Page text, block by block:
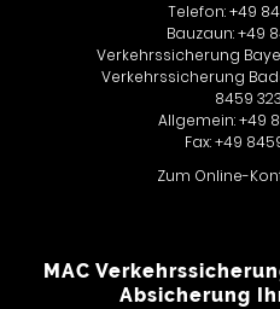
Telefon: +49
Bauzaun: +49
Verkehrssicherung
Verkehrssicherung
8459
Allgemein: +49
Fax: +49
Zum Online-
MAC
Absicherung